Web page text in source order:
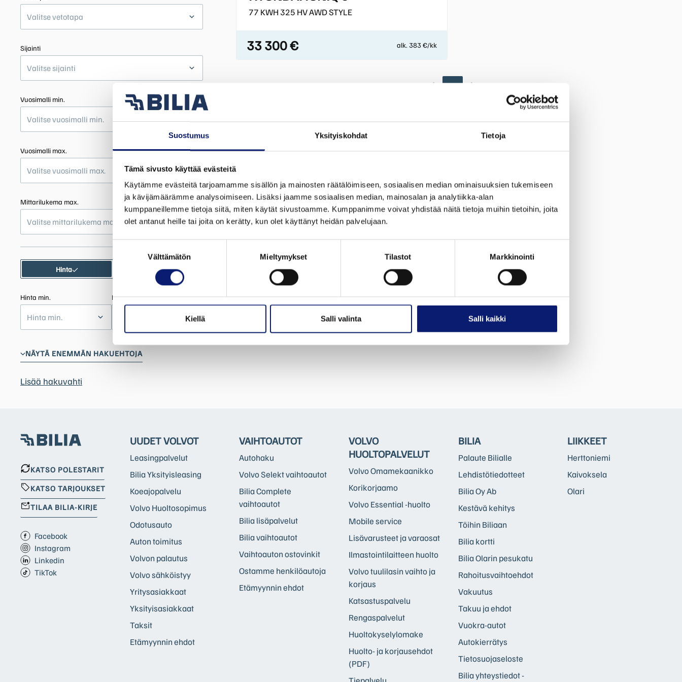
Suostumus Yksityiskohdat Tietoja
Tämä sivusto käyttää evästeitä
Käytämme evästeitä tarjoamamme sisällön ja mainosten räätälöimiseen, sosiaalisen median ominaisuuksien tukemiseen
ja kävijämäärämme analysoimiseen. Lisäksi jaamme sosiaalisen median, mainosalan ja analytiikka-alan
kumppaneillemme tietoja siitä, miten käytät sivustoamme. Kumppanimme voivat yhdistää näitä tietoja muihin tietoihin, joita
olet antanut heille tai joita on kerätty, kun olet käyttänyt heidän palvelujaan.
Suostumuksen
Välttämätön Mieltymykset Tilastot Markkinointi
Kiellä Salli valinta Salli kaikki
Valitse vetotapa
Sijainti
Valitse sijainti
Vuosimalli min.
Valitse vuosimalli min.
Vuosimalli max.
Valitse vuosimalli max.
Mittarilukema max.
Valitse mittarilukema max.
Hinta Kuukausierä
Hinta min.
Hinta min.
Hinta max.
NÄYTÄ ENEMMÄN HAKUEHTOJA
Lisää hakuvahti
77 KWH 325 HV AWD STYLE
33 300 € alk. 383 €/kk
1
KATSO POLESTARIT
KATSO TARJOUKSET
TILAA BILIA-KIRJE
Facebook
Instagram
Linkedin
TikTok
UUDET VOLVOT
Leasingpalvelut
Bilia Yksityisleasing
Koeajopalvelu
Volvo Huoltosopimus
Odotusauto
Auton toimitus
Volvon palautus
Volvo sähköistyy
Yritysasiakkaat
Yksityisasiakkaat
Taksit
Etämyynnin ehdot
VAIHTOAUTOT
Autohaku
Volvo Selekt vaihtoautot
Bilia Complete
vaihtoautot
Bilia lisäpalvelut
Bilia vaihtoautot
Vaihtoauton ostovinkit
Ostamme henkilöautoja
Etämyynnin ehdot
VOLVO
HUOLTOPALVELUT
Volvo Omamekaanikko
Korikorjaamo
Volvo Essential -huolto
Mobile service
Lisävarusteet ja varaosat
Ilmastointilaitteen huolto
Volvo tuulilasin vaihto ja
korjaus
Katsastuspalvelu
Rengaspalvelut
Huoltokyselylomake
Huolto- ja korjausehdot
(PDF)
BILIA
Palaute Bilialle
Lehdistötiedotteet
Bilia Oy Ab
Kestävä kehitys
Töihin Biliaan
Bilia kortti
Bilia Olarin pesukatu
Rahoitusvaihtoehdot
Vakuutus
Takuu ja ehdot
Vuokra-autot
Autokierrätys
Tietosuojaseloste
Bilia yhteystiedot -
LIIKKEET
Herttoniemi
Kaivoksela
Olari